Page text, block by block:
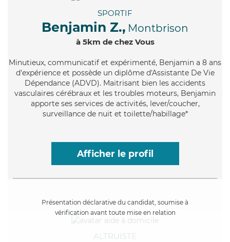
SPORTIF
Benjamin Z., Montbrison
à 5km de chez Vous
Minutieux, communicatif et expérimenté, Benjamin a 8 ans
d'expérience et possède un diplôme d'Assistante De Vie
Dépendance (ADVD). Maitrisant bien les accidents
vasculaires cérébraux et les troubles moteurs, Benjamin
apporte ses services de activités, lever/coucher,
surveillance de nuit et toilette/habillage*
Afficher le profil
Présentation déclarative du candidat, soumise à
vérification avant toute mise en relation
ALTRUISTE